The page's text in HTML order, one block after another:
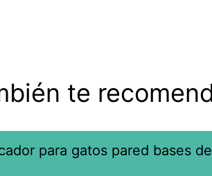
te
Este